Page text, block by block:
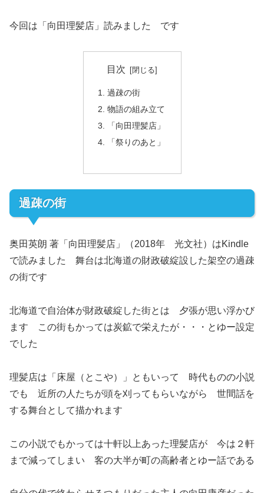
今回は「向田理髪店」読みました です
目次
過疎の街
物語の組み立て
「向田理髪店」
「祭りのあと」
過疎の街
奥田英朗 著「向田理髪店」（2018年 光文社）はKindle
で読みました 舞台は北海道の財政破綻設した架空の過疎
の街です
北海道で自治体が財政破綻した街とは 夕張が思い浮かび
ます この街もかっては炭鉱で栄えたが・・・とゆー設定
でした
理髪店は「床屋（とこや）」ともいって 時代ものの小説
でも 近所の人たちが頭を刈ってもらいながら 世間話を
する舞台として描かれます
この小説でもかっては十軒以上あった理髪店が 今は２軒
まで減ってしまい 客の大半が町の高齢者とゆー話である